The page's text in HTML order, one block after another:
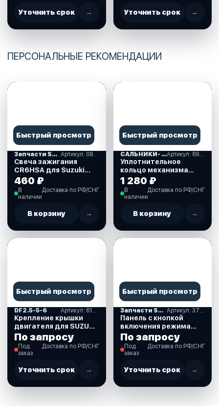
Уточнить срок → Уточнить срок →
ПЕРСОНАЛЬНЫЕ РЕКОМЕНДАЦИИ
Быстрый просмотр
Запчасти SUZUKI
Свеча зажигания
CR6HSA для Suzuki
DF2.5 л.с. (09482-
00406-000)
460 ₽
В
наличии
Доставка по РФ/СНГ
В корзину →
Быстрый просмотр
САЛЬНИКИ- ПРОКЛАДКИ "MERCURY" (16) Артикул: 893917A01
Уплотнительное
кольцо механизма
ручного подъема для
Mercury 30-40 л.с.
(893917A01)
1 280 ₽
В
наличии
Доставка по РФ/СНГ
В корзину →
Быстрый просмотр
DF2.5-5-6
Крепление крышки
двигателя для SUZUKI
DF2.5 л.с. (61611-
97J01-000)
По запросу
Под
заказ
Доставка по РФ/СНГ
Уточнить срок →
Быстрый просмотр
Запчасти SUZUKI
Панель с кнопкой
включения режима
Troll (троллинг) для
Suzuki DF40-350 л.с.
(37860-87L00-000)
По запросу
Под
заказ
Доставка по РФ/СНГ
Уточнить срок →